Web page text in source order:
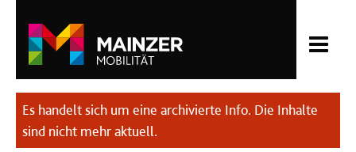
Es handelt sich um eine archivierte Info. Die Inhalte
sind nicht mehr aktuell.